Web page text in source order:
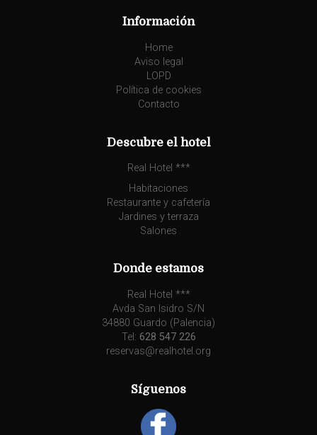
Información
Home
Aviso legal
LOPD
Política de cookies
Contacto
Descubre el hotel
Real Hotel ***
Habitaciones
Restaurante y cafetería
Jardines y terraza
Salones
Donde estamos
Real Hotel ***
Avda San Isidro S/N
34880 Guardo (Palencia)
Tel: 628 547 226
reservas@realhotel.org
Síguenos